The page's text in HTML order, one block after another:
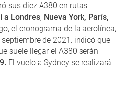
sus diez A380 en rutas
a Londres, Nueva York, París,
el cronograma de la aerolínea,
de 2021, indicó que
suele llegar el A380 serán
El vuelo a Sydney se realizará